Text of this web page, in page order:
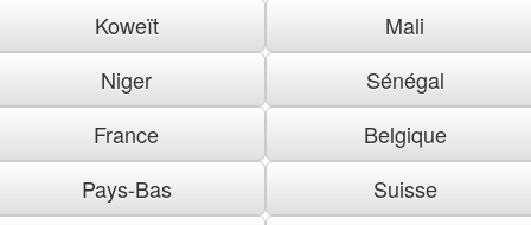
Koweït
Mali
Niger
Sénégal
France
Belgique
Pays-Bas
Suisse